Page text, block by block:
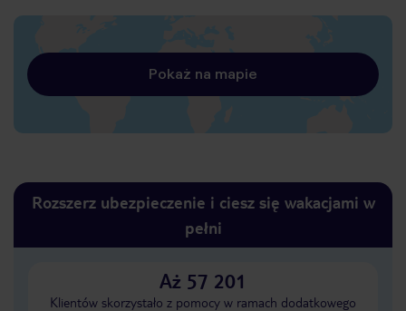
Pokaż na mapie
Rozszerz ubezpieczenie i ciesz się wakacjami w
pełni
Aż 57 201
Klientów skorzystało z pomocy w ramach dodatkowego